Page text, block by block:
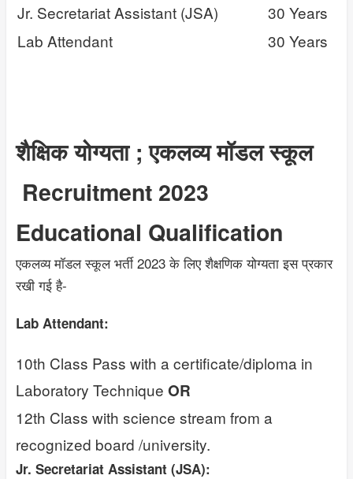
Jr. Secretariat Assistant (JSA)
30 Years
Lab Attendant
30 Years
शैक्षिक योग्यता ; एकलव्य मॉडल स्कूल
Recruitment 2023
Educational Qualification
एकलव्य मॉडल स्कूल भर्ती 2023 के लिए शैक्षणिक योग्यता इस प्रकार
रखी गई है-
Lab Attendant:
10th Class Pass with a certificate/diploma in
Laboratory Technique OR
12th Class with science stream from a
recognized board /university.
Jr. Secretariat Assistant (JSA):